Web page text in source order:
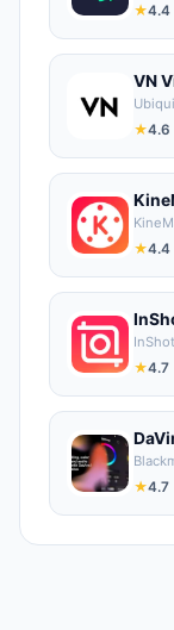
★4.4
VN
★4.6
★4.4
★4.7
★4.7